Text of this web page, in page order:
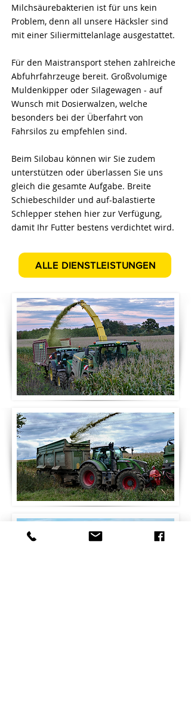
Milchsäurebakterien ist für uns kein
Problem, denn all unsere Häcksler sind
mit einer Siliermittelanlage ausgestattet.
Für den Maistransport stehen zahlreiche
Abfuhrfahrzeuge bereit. Großvolumige
Muldenkipper oder Silagewagen - auf
Wunsch mit Dosierwalzen, welche
besonders bei der Überfahrt von
Fahrsilos zu empfehlen sind.
Beim Silobau können wir Sie zudem
unterstützen oder überlassen Sie uns
gleich die gesamte Aufgabe. Breite
Schiebeschilder und auf-balastierte
Schlepper stehen hier zur Verfügung,
damit Ihr Futter bestens verdichtet wird.
ALLE DIENSTLEISTUNGEN